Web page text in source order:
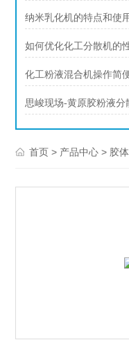
纳米乳化机的特点和使
如何优化化工分散机的
化工粉液混合机操作简
思峻现场-黄原胶粉液分
首页 > 产品中心 > 胶